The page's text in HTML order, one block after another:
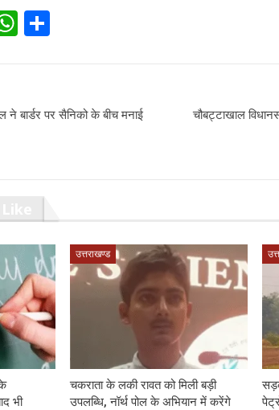
WhatsApp
ने बार्डर पर सैनिको के बीच मनाई
चौबट्टाखाल
भी
उत्तराखण्ड
चकराता के लकी रावत को मिली बड़ी
उपलब्धि, नॉर्थ पोल के अभियान में करेंगे